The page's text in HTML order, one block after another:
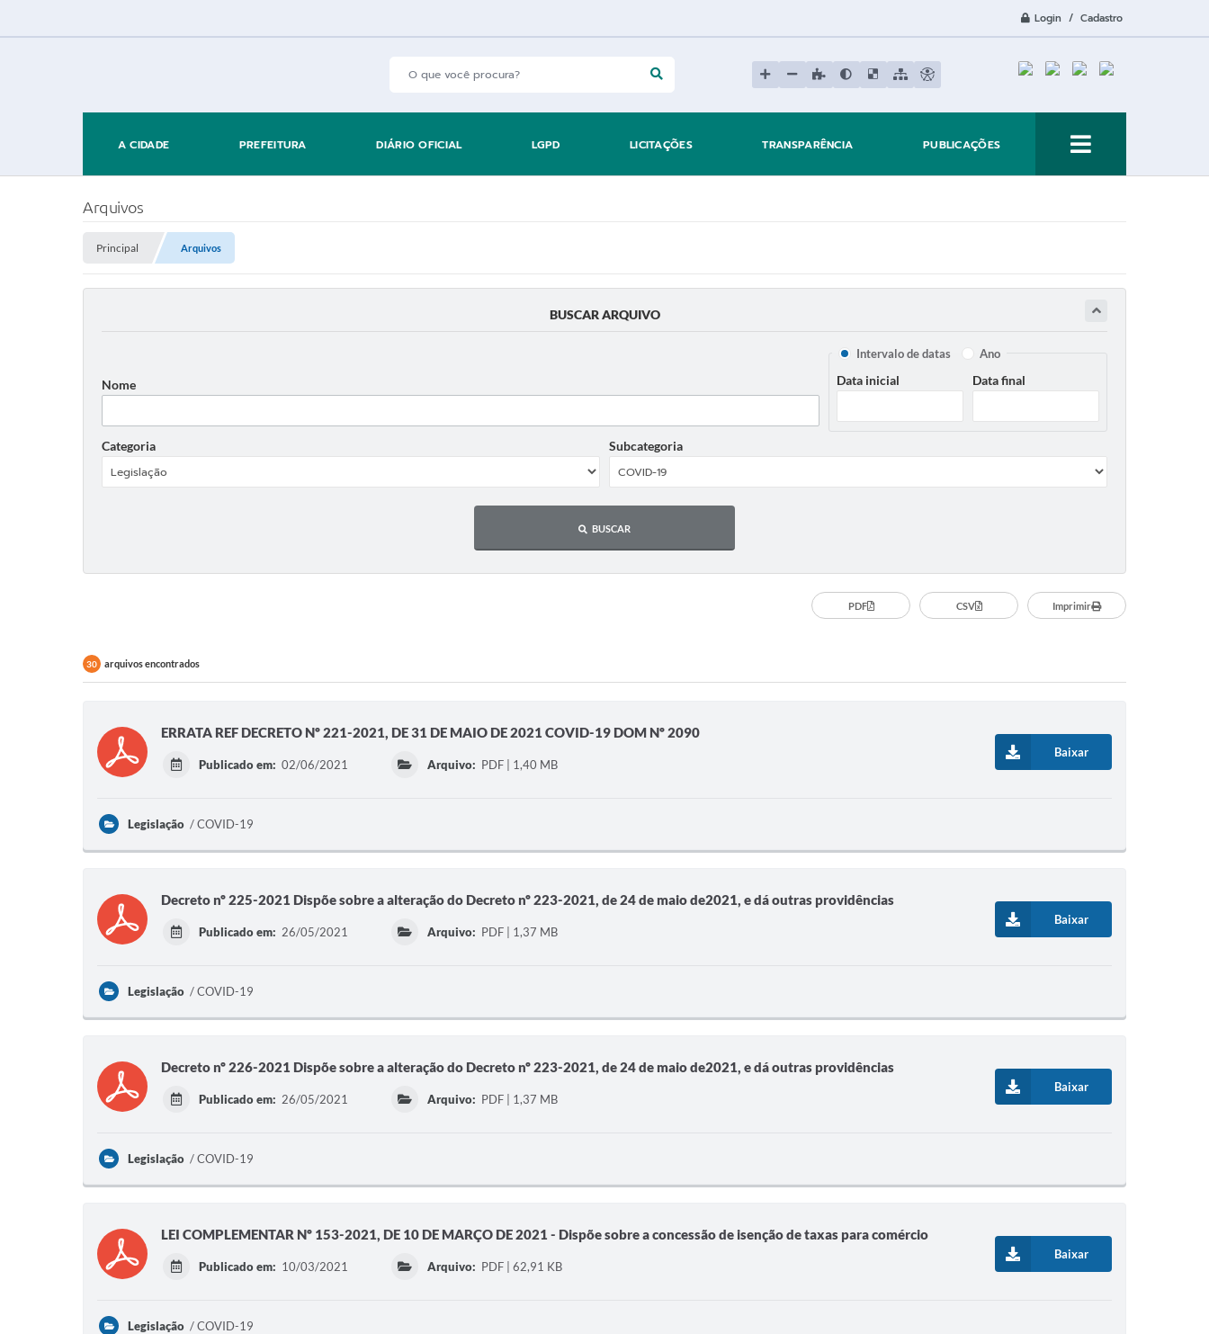
Login / Cadastro
A CIDADE PREFEITURA DIÁRIO OFICIAL LGPD LICITAÇÕES TRANSPARÊNCIA PUBLICAÇÕES
Arquivos
Principal Arquivos
BUSCAR ARQUIVO
Nome
Intervalo de datas Ano
Data inicial Data final
Categoria Subcategoria
BUSCAR
PDF CSV Imprimir
30 arquivos encontrados
ERRATA REF DECRETO Nº 221-2021, DE 31 DE MAIO DE 2021 COVID-19 DOM Nº 2090
Publicado em: 02/06/2021 Arquivo: PDF | 1,40 MB
Baixar
Legislação COVID-19
Decreto nº 225-2021 Dispõe sobre a alteração do Decreto nº 223-2021, de 24 de maio de2021, e dá outras providências
Publicado em: 26/05/2021 Arquivo: PDF | 1,37 MB
Baixar
Legislação COVID-19
Decreto nº 226-2021 Dispõe sobre a alteração do Decreto nº 223-2021, de 24 de maio de2021, e dá outras providências
Publicado em: 26/05/2021 Arquivo: PDF | 1,37 MB
Baixar
Legislação COVID-19
LEI COMPLEMENTAR Nº 153-2021, DE 10 DE MARÇO DE 2021 - Dispõe sobre a concessão de isenção de taxas para comércio
Publicado em: 10/03/2021 Arquivo: PDF | 62,91 KB
Baixar
Legislação COVID-19